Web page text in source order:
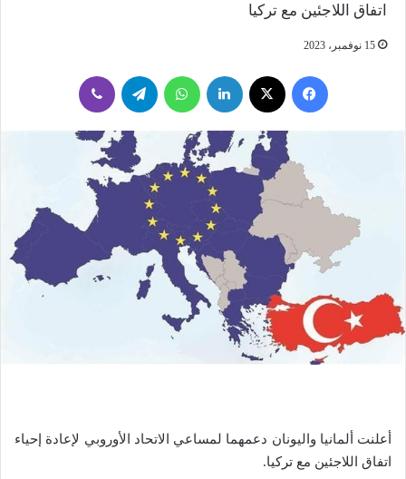
اتفاق اللاجئين مع تركيا
15 نوفمبر، 2023
فيسبوك لينكدإن واتساب تيلقرام
أعلنت ألمانيا واليونان دعمهما لمساعي الاتحاد الأوروبي لإعادة إحياء
اتفاق اللاجئين مع تركيا.